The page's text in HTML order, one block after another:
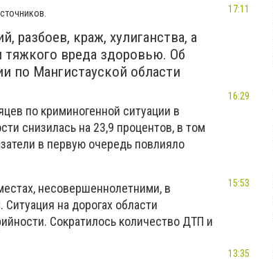
разбоев, краж, хулиганства, а
тяжкого вреда здоровью. Об
по Мангистауской области
по криминогенной ситуации в
снизилась на 23,9 процентов, в том
в первую очередь повлияло
несовершеннолетними, в
на дорогах области
Сократилось количество ДТП и
17:11
16:29
15:53
13:35